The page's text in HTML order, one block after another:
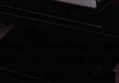
fort qui se concentre
amènent une
et incluent des
ou nous allons